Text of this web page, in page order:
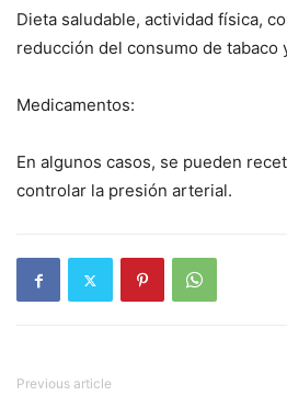
Dieta saludable, actividad física,
reducción del consumo de tabaco
Medicamentos:
En algunos casos, se pueden
controlar la presión arterial.
Previous article